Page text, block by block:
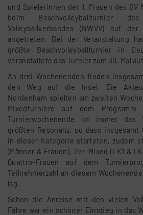
und Spielerinnen der 1. Frauen des SV
beim Beachvolleyballturnier des
Volleyballverbandes (NWVV) auf
angetreten. Bei der Veranstaltung
größte Beachvolleyballturnier in
veranstaltete das Turnier zum 30. Mal
An drei Wochenenden finden
den Weg auf die Insel. Die
Nordenham spielten am zweiten
Mixedturniere auf dem Programm
Turnierwochenende ist immer das
größten Resonanz, so dass insgesamt
in dieser Kategorie starteten, zudem
(Männer & Frauen), 2er-Mixed (LK1 &
Quattro-Frauen auf dem
Teilnehmerzahl an diesem
lag.
Schon die Anreise mit den vielen
Fähre war ein schöner Einstieg in das